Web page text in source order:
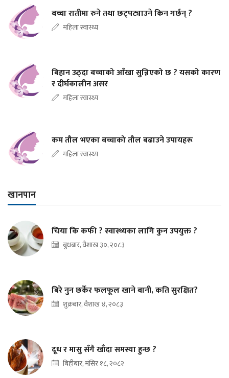
बच्चा रातीमा रुने तथा छट्पट्याउने किन गर्छन् ?
महिला स्वास्थ्य
बिहान उठ्दा बच्चाको आँखा सुन्निएको छ ? यसको कारण
र दीर्घकालीन असर
महिला स्वास्थ्य
कम तौल भएका बच्चाको तौल बढाउने उपायहरू
महिला स्वास्थ्य
खानपान
चिया कि कफी ? स्वास्थ्यका लागि कुन उपयुक्त ?
बुधबार, वैशाख ३०, २०८३
बिरे नुन छर्केर फलफूल खाने बानी, कति सुरक्षित?
शुक्रबार, वैशाख ४, २०८३
दूध र मासु सँगै खाँदा समस्या हुन्छ ?
बिहीबार, मंसिर १८, २०८२